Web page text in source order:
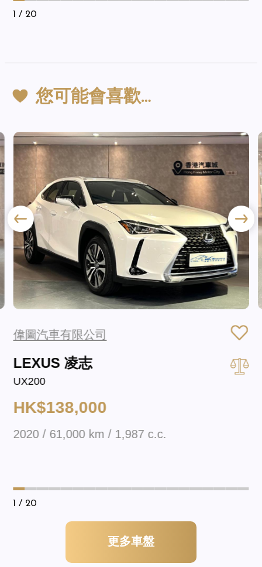
1 / 20
您可能會喜歡…
偉圖汽車有限公司
LEXUS 凌志
UX200
HK$138,000
2020 / 61,000 km / 1,987 c.c.
1 / 20
更多車盤